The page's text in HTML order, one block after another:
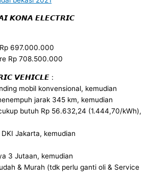
𝙆𝙊𝙉𝘼 𝙀𝙇𝙀𝘾𝙏𝙍𝙄𝘾
697.000.000
Rp 708.500.000
𝙑𝙀𝙃𝙄𝘾𝙇𝙀 :
mobil konvensional, kemudian
jarak 345 km, kemudian
butuh Rp 56.632,24 (1.444,70/kWh),
Jakarta, kemudian
3 Jutaan, kemudian
& Murah (tdk perlu ganti oli & Service